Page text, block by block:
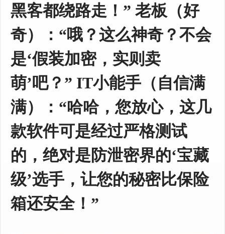
黑客都绕路走！” 老板（好
奇）：“哦？这么神奇？不会
是‘假装加密，实则卖
萌’吧？” IT小能手（自信满
满）：“哈哈，您放心，这几
款软件可是经过严格测试
的，绝对是防泄密界的‘宝藏
级’选手，让您的秘密比保险
箱还安全！”